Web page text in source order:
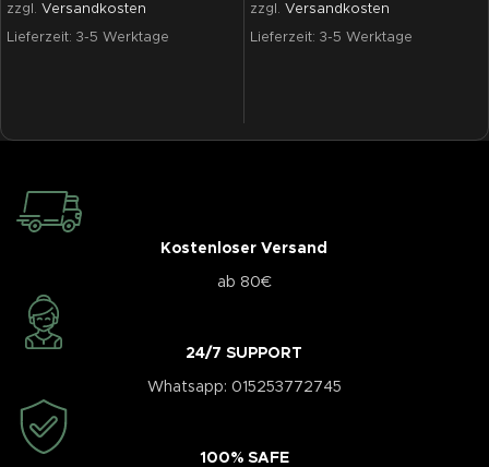
zzgl. Versandkosten
Lieferzeit: 3-5 Werktage
zzgl. Versandkosten
Lieferzeit: 3-5 Werktage
Kostenloser Versand
ab 80€
24/7 SUPPORT
Whatsapp: 015253772745
100% SAFE